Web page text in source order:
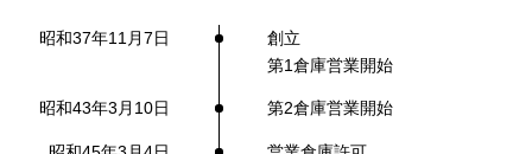
昭和37年11月7日
創立
第1倉庫営業開始
昭和43年3月10日 第2倉庫営業開始